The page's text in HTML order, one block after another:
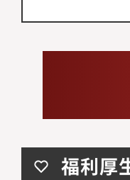
福利厚